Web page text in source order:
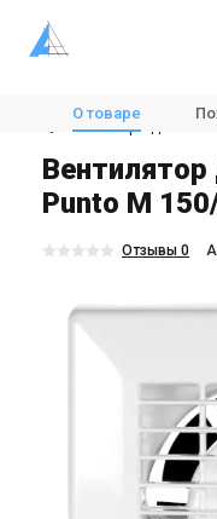
Магазин Вентиляция
💨Вентиляторы для
О товаре
Punto M
Отзывы 0